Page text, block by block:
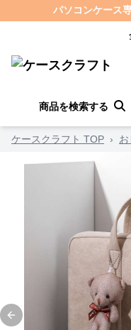
パソコンケース
商品を検索する
ケースクラフト TOP ›
Previous slide